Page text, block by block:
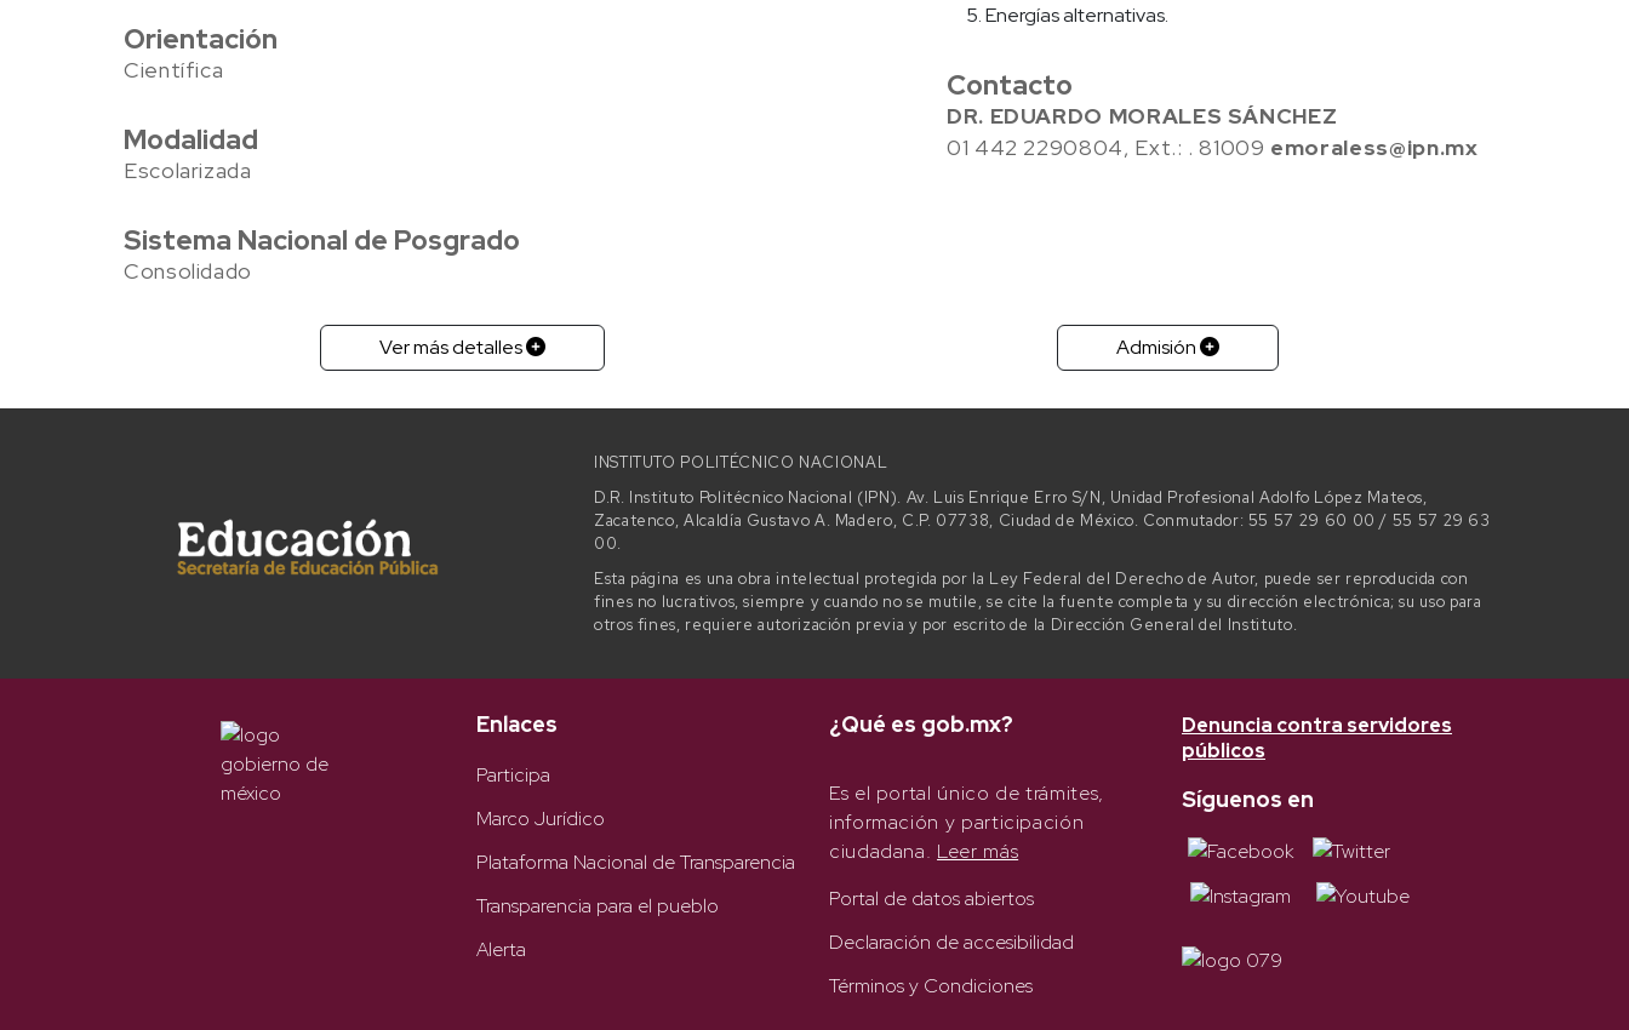
Orientación
Científica
Modalidad
Escolarizada
Sistema Nacional de Posgrado
Consolidado
Energías alternativas.
Contacto
DR. EDUARDO MORALES SÁNCHEZ
01 442 2290804, Ext.: . 81009 emoraless@ipn.mx
Ver más detalles Admisión
INSTITUTO POLITÉCNICO NACIONAL
D.R. Instituto Politécnico Nacional (IPN). Av. Luis Enrique Erro S/N, Unidad Profesional Adolfo López Mateos,
Zacatenco, Alcaldía Gustavo A. Madero, C.P. 07738, Ciudad de México. Conmutador: 55 57 29 60 00 / 55 57 29 63
00.
Esta página es una obra intelectual protegida por la Ley Federal del Derecho de Autor, puede ser reproducida con
fines no lucrativos, siempre y cuando no se mutile, se cite la fuente completa y su dirección electrónica; su uso para
otros fines, requiere autorización previa y por escrito de la Dirección General del Instituto.
Enlaces
Participa
Marco Jurídico
Plataforma Nacional de Transparencia
Transparencia para el pueblo
Alerta
¿Qué es gob.mx?
Es el portal único de trámites,
información y participación
ciudadana. Leer más
Portal de datos abiertos
Declaración de accesibilidad
Términos y Condiciones
Denuncia contra servidores
públicos
Síguenos en